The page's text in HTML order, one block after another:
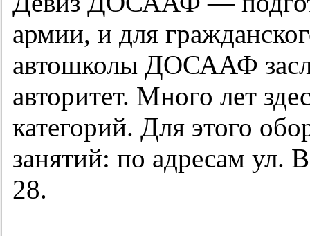
армии, и для
автошколы ДОСААФ
авторитет. Много лет
категорий. Для этого
занятий: по адресам ул.
28.